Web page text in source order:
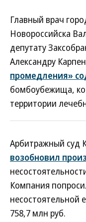
Главный врач
Новороссийска
депутату
Александру
промедления»
бомбоубежища,
территории
Арбитражный суд
возобновил
Компания
несостоятельной
758,7 млн руб.